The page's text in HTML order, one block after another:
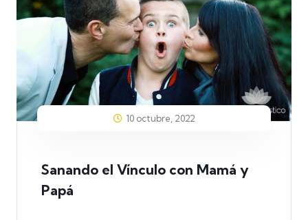
10 octubre, 2022
Sanando el Vínculo con Mamá y
Papá